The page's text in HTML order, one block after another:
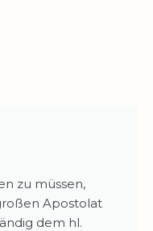
zu müssen,
Apostolat
dem hl.